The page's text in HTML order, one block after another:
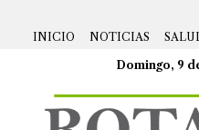
INICIO
NOTICIAS
Domingo, 9